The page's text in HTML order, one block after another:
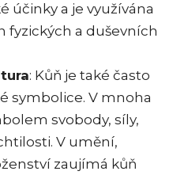
účinky a je využívána
fyzických a duševních
: Kůň je také často
symbolice. V mnoha
svobody, síly,
V umění,
zaujímá kůň